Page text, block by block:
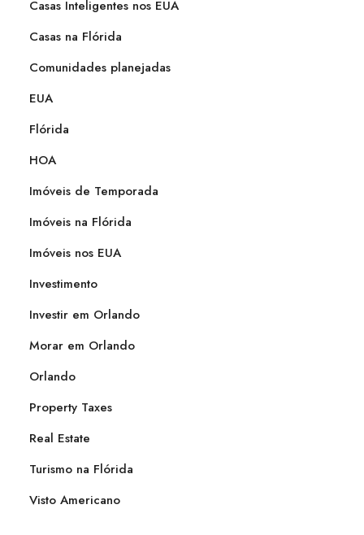
Casas Inteligentes nos EUA
Casas na Flórida
Comunidades planejadas
EUA
Flórida
HOA
Imóveis de Temporada
Imóveis na Flórida
Imóveis nos EUA
Investimento
Investir em Orlando
Morar em Orlando
Orlando
Property Taxes
Real Estate
Turismo na Flórida
Visto Americano